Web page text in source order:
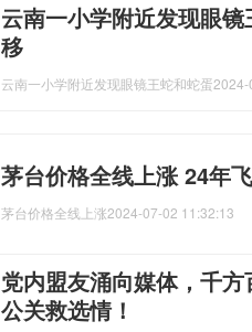
云南一小学附近发现眼
移
云南一小学附近发现眼镜王蛇和蛇蛋
茅台价格全线上涨 24年
茅台价格全线上涨2024-07-02 11:32:13
党内盟友涌向媒体，千
公关救选情！